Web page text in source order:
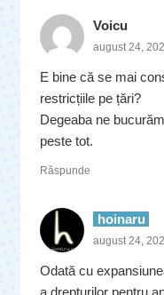
Voicu
august 24,
E bine că se mai
restricțiile pe țări?
Degeaba ne
peste tot.
Răspunde
hoinaru
august 24,
Odată cu
a drepturilor pentru